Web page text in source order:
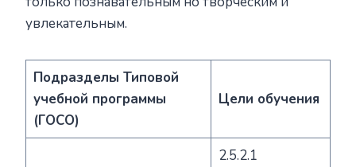
увлекательным.
Подразделы Типовой
учебной программы
(ГОСО)
Цели обучения
2.5.2.1